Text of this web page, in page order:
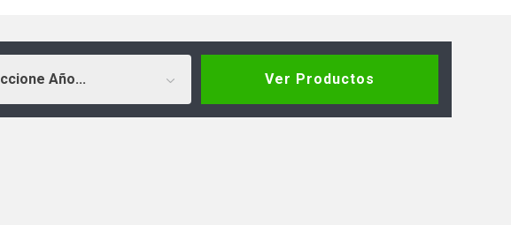
Año... Ver Productos